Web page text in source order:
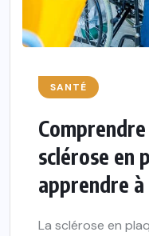
SANTÉ
sclérose en
apprendre
La sclérose en